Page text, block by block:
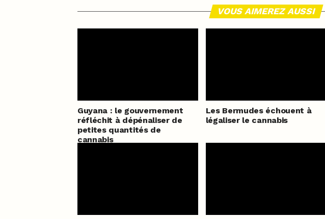
VOUS AIMEREZ AUSSI
Guyana : le gouvernement
réfléchit à dépénaliser de
petites quantités de
cannabis
Les Bermudes échouent à
légaliser le cannabis